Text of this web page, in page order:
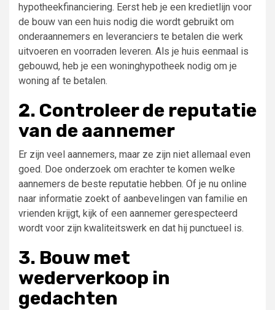
hypotheekfinanciering. Eerst heb je een kredietlijn voor
de bouw van een huis nodig die wordt gebruikt om
onderaannemers en leveranciers te betalen die werk
uitvoeren en voorraden leveren. Als je huis eenmaal is
gebouwd, heb je een woninghypotheek nodig om je
woning af te betalen.
2. Controleer de reputatie
van de aannemer
Er zijn veel aannemers, maar ze zijn niet allemaal even
goed. Doe onderzoek om erachter te komen welke
aannemers de beste reputatie hebben. Of je nu online
naar informatie zoekt of aanbevelingen van familie en
vrienden krijgt, kijk of een aannemer gerespecteerd
wordt voor zijn kwaliteitswerk en dat hij punctueel is.
3. Bouw met
wederverkoop in
gedachten